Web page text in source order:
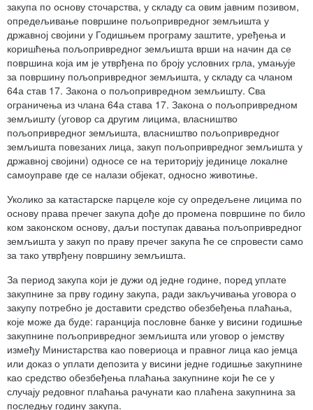
закупа по основу сточарства, у складу са овим јавним позивом,
опредељивање површине пољопривредног земљишта у
државној својини у Годишњем програму заштите, уређења и
коришћења пољопривредног земљишта врши на начин да се
површина која им је утврђена по броју условних грла, умањује
за површину пољопривредног земљишта, у складу са чланом
64а став 17. Закона о пољопривредном земљишту. Сва
ограничења из члана 64а става 17. Закона о пољопривредном
земљишту (уговор са другим лицима, власништво
пољопривредног земљишта, власништво пољопривредног
земљишта повезаних лица, закуп пољопривредног земљишта у
државној својини) односе се на територију јединице локалне
самоуправе где се налази објекат, односно животиње.
Уколико за катастарске парцеле које су опредељене лицима по
основу права пречег закупа дође до промена површине по било
ком законском основу, даљи поступак давања пољопривредног
земљишта у закуп по праву пречег закупа ће се спровести само
за тако утврђену површину земљишта.
За период закупа који је дужи од једне године, поред уплате
закупнине за прву годину закупа, ради закључивања уговора о
закупу потребно је доставити средство обезбеђења плаћања,
које може да буде: гаранција пословне банке у висини годишње
закупнине пољопривредног земљишта или уговор о јемству
између Министарства као повериоца и правног лица као јемца
или доказ о уплати депозита у висини једне годишње закупнине
као средство обезбеђења плаћања закупнине који ће се у
случају редовног плаћања рачунати као плаћена закупнина за
последњу годину закупа.